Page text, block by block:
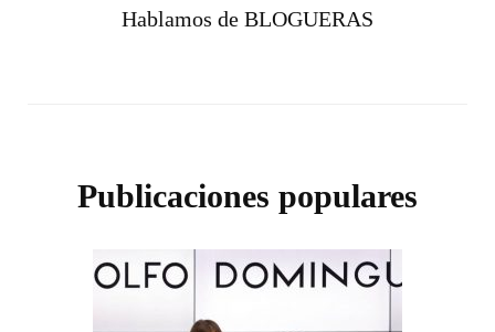
Hablamos de BLOGUERAS
Publicaciones populares